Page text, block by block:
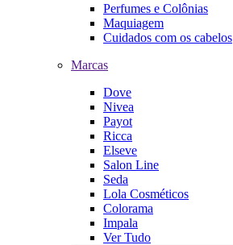
Perfumes e Colônias
Maquiagem
Cuidados com os cabelos
Marcas
Dove
Nivea
Payot
Ricca
Elseve
Salon Line
Seda
Lola Cosméticos
Colorama
Impala
Ver Tudo